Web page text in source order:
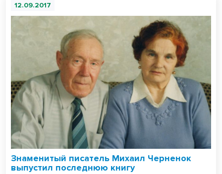
12.09.2017
Знаменитый писатель Михаил Черненок
выпустил последнюю книгу